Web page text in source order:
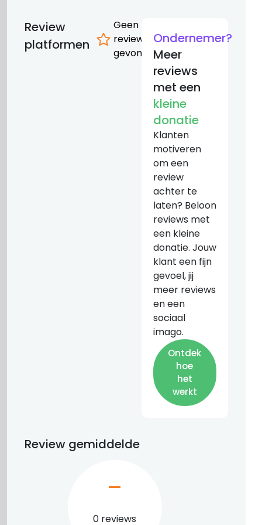
Review
platformen
Geen
reviews
gevonden
Ondernemer?
Meer
reviews
met een
kleine
donatie
Klanten
motiveren
om een
review
achter te
laten? Beloon
reviews met
een kleine
donatie. Jouw
klant een fijn
gevoel, jij
meer reviews
en een
sociaal
imago.
Ontdek
hoe
het
werkt
Review gemiddelde
0 reviews
–